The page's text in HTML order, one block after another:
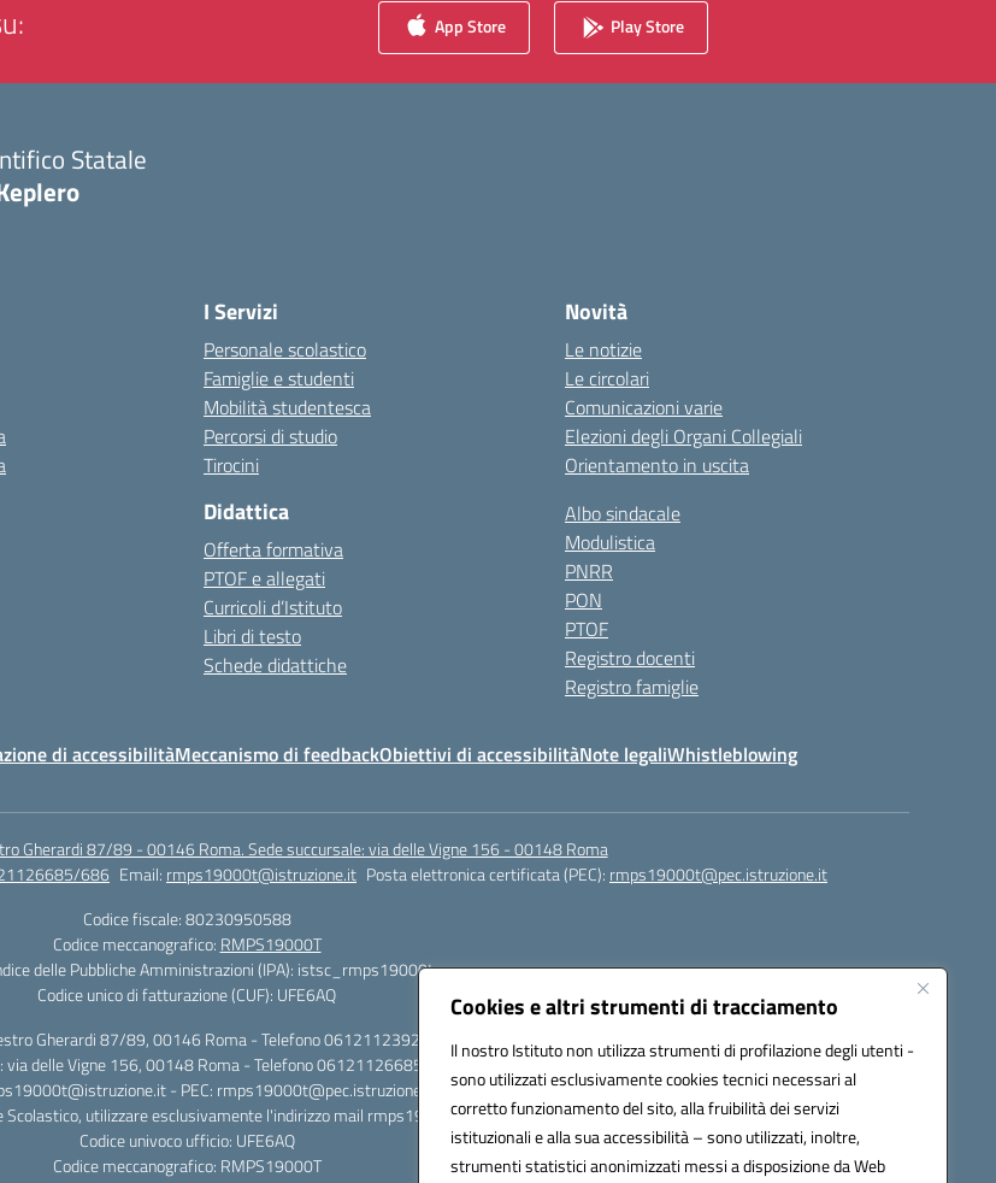
Cookies e altri strumenti di tracciamento
Il nostro Istituto non utilizza strumenti di profilazione degli utenti -
sono utilizzati esclusivamente cookies tecnici necessari al
corretto funzionamento del sito, alla fruibilità dei servizi
istituzionali e alla sua accessibilità – sono utilizzati, inoltre,
strumenti statistici anonimizzati messi a disposizione da Web
App Store Play Store
Statale
I Servizi
Personale scolastico
Famiglie e studenti
Mobilità studentesca
Percorsi di studio
Tirocini
Didattica
Offerta formativa
PTOF e allegati
Curricoli d’Istituto
Libri di testo
Schede didattiche
Novità
Le notizie
Le circolari
Comunicazioni varie
Elezioni degli Organi Collegiali
Orientamento in uscita
Albo sindacale
Modulistica
PNRR
PON
PTOF
Registro docenti
Registro famiglie
di accessibilitàMeccanismo di feedbackObiettivi di accessibilitàNote legaliWhistleblowing
Gherardi 87/89 - 00146 Roma. Sede succursale: via delle Vigne 156 - 00148 Roma
686 Email: rmps19000t@istruzione.it Posta elettronica certificata (PEC): rmps19000t@pec.istruzione.it
Codice fiscale: 80230950588
Codice meccanografico: RMPS19000T
delle Pubbliche Amministrazioni (IPA): istsc_rmps19000t
Codice unico di fatturazione (CUF): UFE6AQ
Gherardi 87/89, 00146 Roma - Telefono 06121123925
via delle Vigne 156, 00148 Roma - Telefono 06121126685/86
- PEC: rmps19000t@pec.istruzione.it
Scolastico, utilizzare esclusivamente l'indirizzo mail rmps19000t@istruzione.it
Codice univoco ufficio: UFE6AQ
Codice meccanografico: RMPS19000T